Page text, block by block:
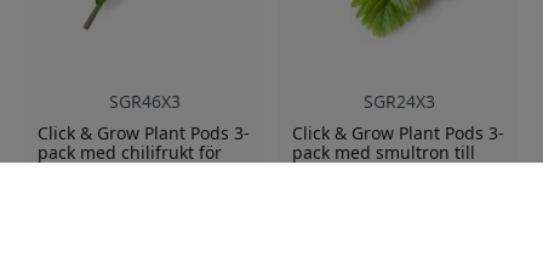
SGR46X3
Click & Grow Plant Pods 3-
pack med chilifrukt för
SGR24X3
Click & Grow Plant Pods 3-
pack med smultron till